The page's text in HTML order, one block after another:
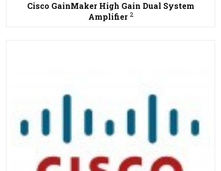
Cisco GainMaker High Gain Dual System
Amplifier 2